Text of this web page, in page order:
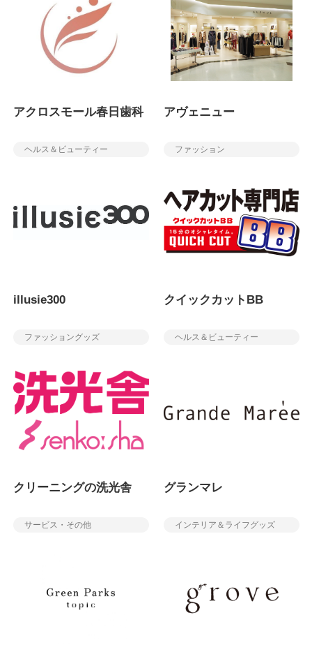
アクロスモール春日歯科
ヘルス＆ビューティー
アヴェニュー
ファッション
illusie300
ファッショングッズ
クイックカットBB
ヘルス＆ビューティー
クリーニングの洗光舎
サービス・その他
グランマレ
インテリア＆ライフグッズ